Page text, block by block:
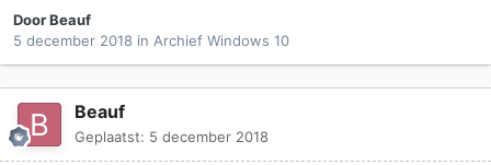
DoorBeauf
5 december 2018 in Archief Windows 10
Beauf
Geplaatst: 5 december 2018